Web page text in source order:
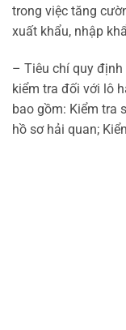
trong việc tăng
xuất khẩu, nhập
– Tiêu chí quy
kiểm tra đối với lô
bao gồm: Kiểm tra
hồ sơ hải quan;